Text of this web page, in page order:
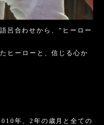
呂合わせから、”ヒーロー
ヒーローと、信じる心か
年、2年の歳月と全ての